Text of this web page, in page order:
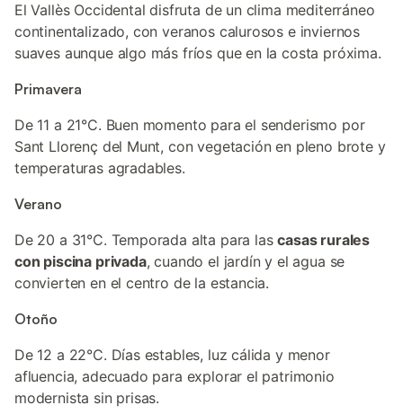
El Vallès Occidental disfruta de un clima mediterráneo
continentalizado, con veranos calurosos e inviernos
suaves aunque algo más fríos que en la costa próxima.
Primavera
De 11 a 21°C. Buen momento para el senderismo por
Sant Llorenç del Munt, con vegetación en pleno brote y
temperaturas agradables.
Verano
De 20 a 31°C. Temporada alta para lascasas rurales
con piscina privada, cuando el jardín y el agua se
convierten en el centro de la estancia.
Otoño
De 12 a 22°C. Días estables, luz cálida y menor
afluencia, adecuado para explorar el patrimonio
modernista sin prisas.